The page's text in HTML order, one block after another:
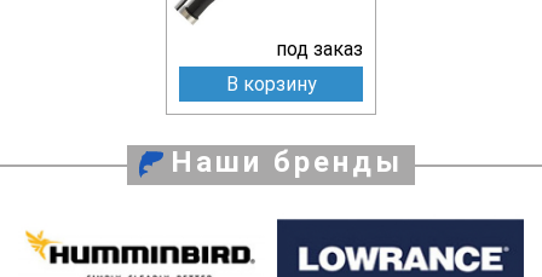
под заказ
В корзину
Наши бренды